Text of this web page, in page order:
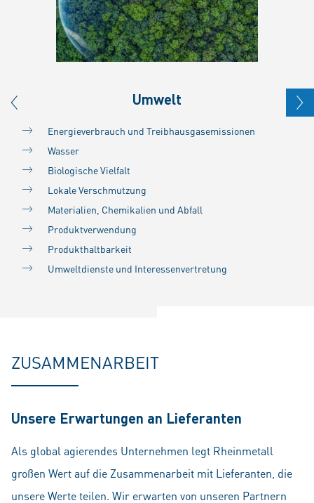
Umwelt
Energieverbrauch und Treibhausgasemissionen
Wasser
Biologische Vielfalt
Lokale Verschmutzung
Materialien, Chemikalien und Abfall
Produktverwendung
Produkthaltbarkeit
Umweltdienste und Interessenvertretung
ZUSAMMENARBEIT
Unsere Erwartungen an Lieferanten
Als global agierendes Unternehmen legt Rheinmetall
großen Wert auf die Zusammenarbeit mit Lieferanten, die
unsere Werte teilen. Wir erwarten von unseren Partnern